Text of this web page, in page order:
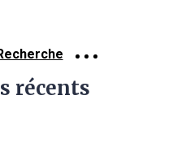
récents